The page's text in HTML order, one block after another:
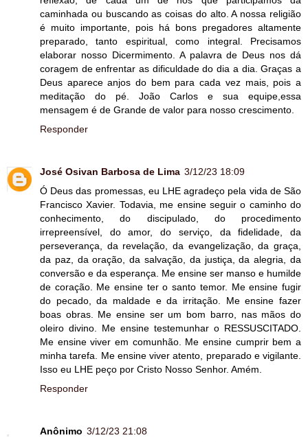
caminhada ou buscando as coisas do alto. A nossa religião
é muito importante, pois há bons pregadores altamente
preparado, tanto espiritual, como integral. Precisamos
elaborar nosso Dicermimento. A palavra de Deus nos dá
coragem de enfrentar as dificuldade do dia a dia. Graças a
Deus aparece anjos do bem para cada vez mais, pois a
meditação do pé. João Carlos e sua equipe,essa
mensagem é de Grande de valor para nosso crescimento.
Responder
José Osivan Barbosa de Lima 3/12/23 18:09
Ó Deus das promessas, eu LHE agradeço pela vida de São
Francisco Xavier. Todavia, me ensine seguir o caminho do
conhecimento, do discipulado, do procedimento
irrepreensível, do amor, do serviço, da fidelidade, da
perseverança, da revelação, da evangelização, da graça,
da paz, da oração, da salvação, da justiça, da alegria, da
conversão e da esperança. Me ensine ser manso e humilde
de coração. Me ensine ter o santo temor. Me ensine fugir
do pecado, da maldade e da irritação. Me ensine fazer
boas obras. Me ensine ser um bom barro, nas mãos do
oleiro divino. Me ensine testemunhar o RESSUSCITADO.
Me ensine viver em comunhão. Me ensine cumprir bem a
minha tarefa. Me ensine viver atento, preparado e vigilante.
Isso eu LHE peço por Cristo Nosso Senhor. Amém.
Responder
Anônimo 3/12/23 21:08